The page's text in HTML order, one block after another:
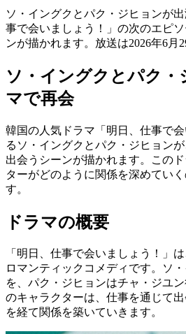
ソ・イングクとパク・ジヒョンが
事で会いましょう！」の次のエピ
ンが描かれます。放送は2026年6月
ソ・イングクとパク・
マで再会
韓国の人気ドラマ「明日、仕事で
るソ・イングクとパク・ジヒョン
出会うシーンが描かれます。この
ターがどのように関係を深めてい
す。
ドラマの概要
「明日、仕事で会いましょう！」
ロマンティックコメディです。ソ
を、パク・ジヒョンはチャ・ジユ
のキャラクターは、仕事を通じて
を経て関係を築いていきます。